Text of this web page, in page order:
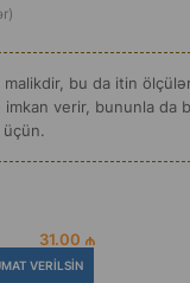
bu da itin
verir, bununla da
31.00 ₼
VERILSIN